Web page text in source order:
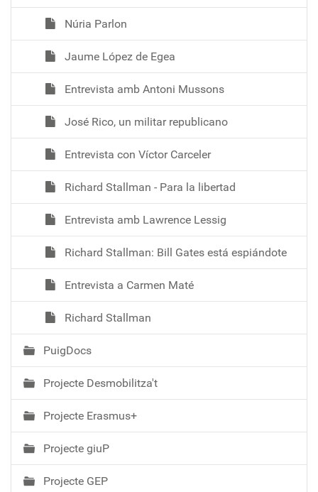
Núria Parlon
Jaume López de Egea
Entrevista amb Antoni Mussons
José Rico, un militar republicano
Entrevista con Víctor Carceler
Richard Stallman - Para la libertad
Entrevista amb Lawrence Lessig
Richard Stallman: Bill Gates está espiándote
Entrevista a Carmen Maté
Richard Stallman
PuigDocs
Projecte Desmobilitza't
Projecte Erasmus+
Projecte giuP
Projecte GEP